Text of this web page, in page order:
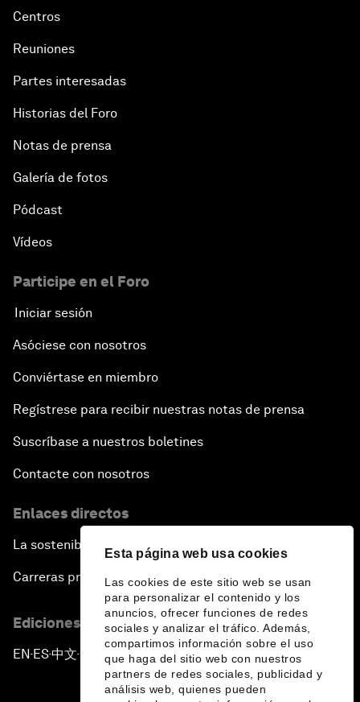
Esta página web usa cookies
Las cookies de este sitio web se usan
para personalizar el contenido y los
anuncios, ofrecer funciones de redes
sociales y analizar el tráfico. Además,
compartimos información sobre el uso
que haga del sitio web con nuestros
partners de redes sociales, publicidad y
análisis web, quienes pueden
Centros
Reuniones
Partes interesadas
Historias del Foro
Notas de prensa
Galería de fotos
Pódcast
Vídeos
Participe en el Foro
Iniciar sesión
Asóciese con nosotros
Conviértase en miembro
Regístrese para recibir nuestras notas de prensa
Suscríbase a nuestros boletines
Contacte con nosotros
Enlaces directos
La sostenibilidad en el Foro
Carreras profesionales
Ediciones en otros idiomas
EN ▪ ES▪中文▪ 日本語